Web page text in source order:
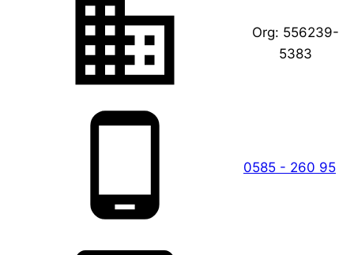
Org: 556239-
5383
0585 - 260 95